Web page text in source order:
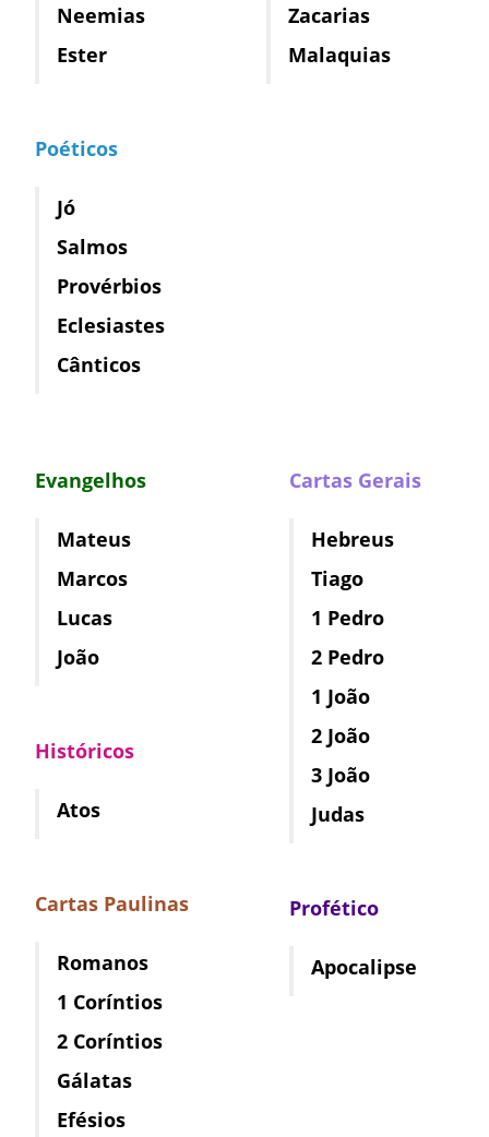
Neemias
Ester
Poéticos
Jó
Salmos
Provérbios
Eclesiastes
Cânticos
Zacarias
Malaquias
Evangelhos
Mateus
Marcos
Lucas
João
Históricos
Atos
Cartas Paulinas
Romanos
1 Coríntios
2 Coríntios
Gálatas
Efésios
Cartas Gerais
Hebreus
Tiago
1 Pedro
2 Pedro
1 João
2 João
3 João
Judas
Profético
Apocalipse